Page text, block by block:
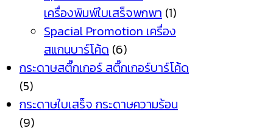
เครื่องพิมพ์ใบเสร็จพกพา (1)
Spacial Promotion เครื่อง
สแกนบาร์โค้ด (6)
กระดาษสติ๊กเกอร์ สติ๊กเกอร์บาร์โค้ด
(5)
กระดาษใบเสร็จ กระดาษความร้อน
(9)